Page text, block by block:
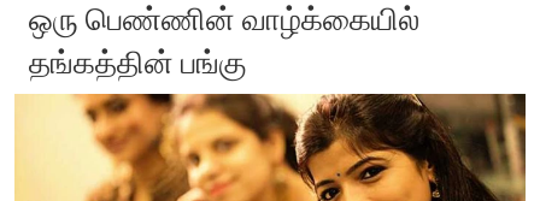
ஒரு பெண்ணின் வாழ்க்கையில்
தங்கத்தின் பங்கு